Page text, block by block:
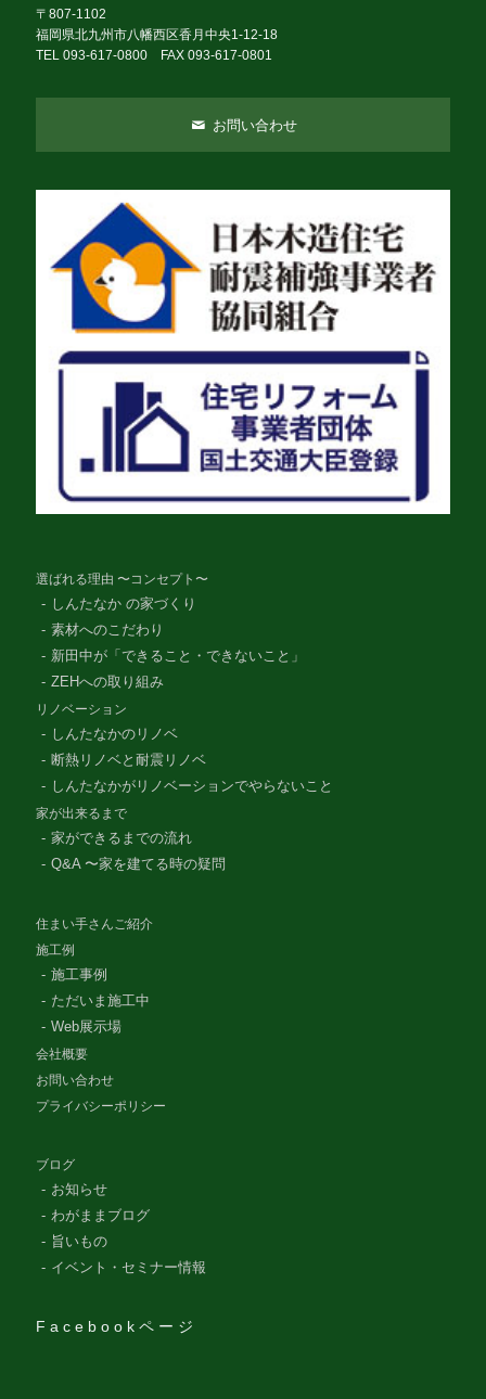
〒807-1102
福岡県北九州市八幡西区香月中央1-12-18
TEL 093-617-0800 FAX 093-617-0801
お問い合わせ
選ばれる理由 〜コンセプト〜
しんたなか の家づくり
素材へのこだわり
新田中が「できること・できないこと」
ZEHへの取り組み
リノベーション
しんたなかのリノベ
断熱リノベと耐震リノベ
しんたなかがリノベーションでやらないこと
家が出来るまで
家ができるまでの流れ
Q&A 〜家を建てる時の疑問
住まい手さんご紹介
施工例
施工事例
ただいま施工中
Web展示場
会社概要
お問い合わせ
プライバシーポリシー
ブログ
お知らせ
わがままブログ
旨いもの
イベント・セミナー情報
Facebookページ